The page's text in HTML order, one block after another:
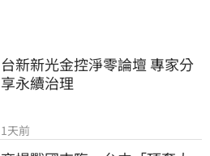
台新新光金控淨零論壇 專家分
享永續治理
1天前